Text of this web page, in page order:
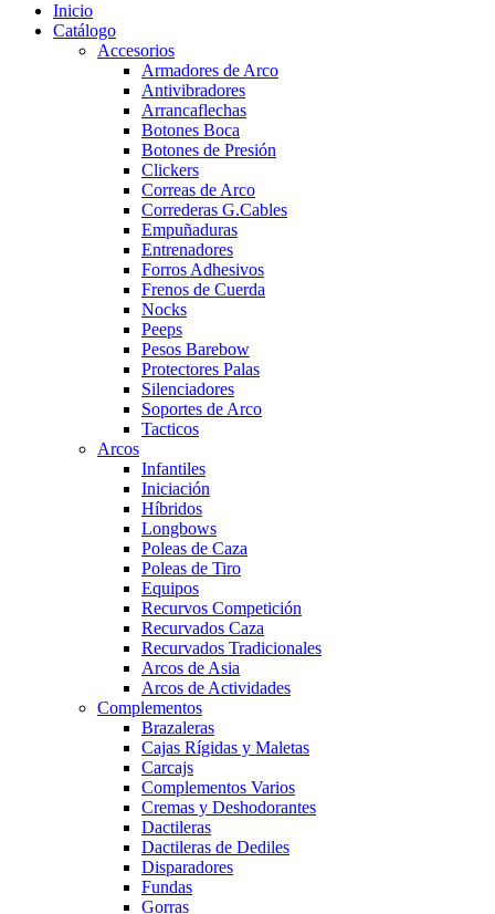
Inicio
Catálogo
Accesorios
Armadores de Arco
Antivibradores
Arrancaflechas
Botones Boca
Botones de Presión
Clickers
Correas de Arco
Correderas G.Cables
Empuñaduras
Entrenadores
Forros Adhesivos
Frenos de Cuerda
Nocks
Peeps
Pesos Barebow
Protectores Palas
Silenciadores
Soportes de Arco
Tacticos
Arcos
Infantiles
Iniciación
Híbridos
Longbows
Poleas de Caza
Poleas de Tiro
Equipos
Recurvos Competición
Recurvados Caza
Recurvados Tradicionales
Arcos de Asia
Arcos de Actividades
Complementos
Brazaleras
Cajas Rígidas y Maletas
Carcajs
Complementos Varios
Cremas y Deshodorantes
Dactileras
Dactileras de Dediles
Disparadores
Fundas
Gorras